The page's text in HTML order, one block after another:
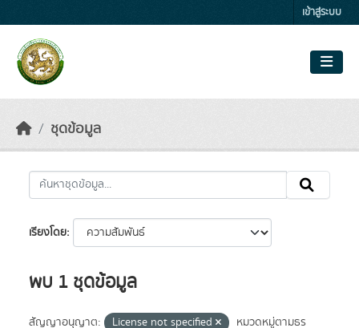
เข้าสู่ระบบ
ชุดข้อมูล
เรียงโดย
พบ 1 ชุดข้อมูล
สัญญาอนุญาต: License not specified
หมวดหมู่ตามธร